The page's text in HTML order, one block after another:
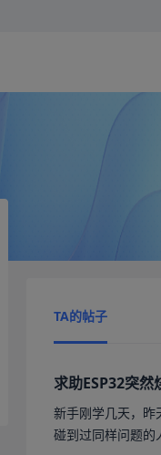
TA的帖子
求助ESP32突然
新手刚学几天，昨
碰到过同样问题的